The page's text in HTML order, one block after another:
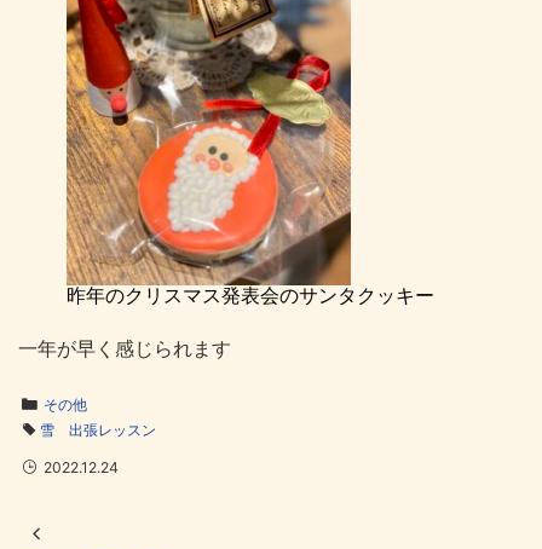
昨年のクリスマス発表会のサンタクッキー
一年が早く感じられます
その他
雪 出張レッスン
2022.12.24